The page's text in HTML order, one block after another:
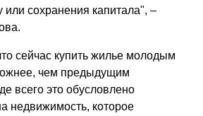
или сохранения капитала", –
сейчас купить жилье молодым
чем предыдущим
всего это обусловлено
недвижимость, которое